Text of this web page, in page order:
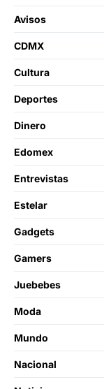
Avisos
CDMX
Cultura
Deportes
Dinero
Edomex
Entrevistas
Estelar
Gadgets
Gamers
Juebebes
Moda
Mundo
Nacional